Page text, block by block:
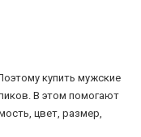
купить мужские
В этом помогают
цвет, размер,